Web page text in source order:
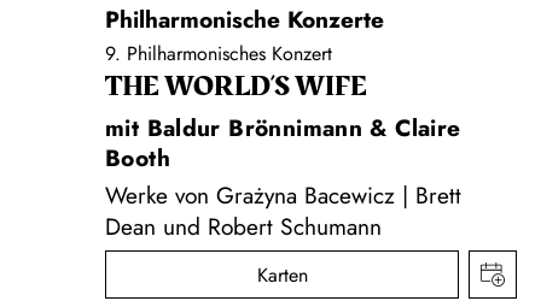
Philharmonische Konzerte
9. Philharmonisches Konzert
THE WORLD’S WIFE
mit Baldur Brönnimann & Claire
Booth
Werke von Grażyna Bacewicz | Brett
Dean und Robert Schumann
Karten